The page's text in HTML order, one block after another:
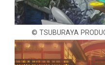
© TSUBURAYA